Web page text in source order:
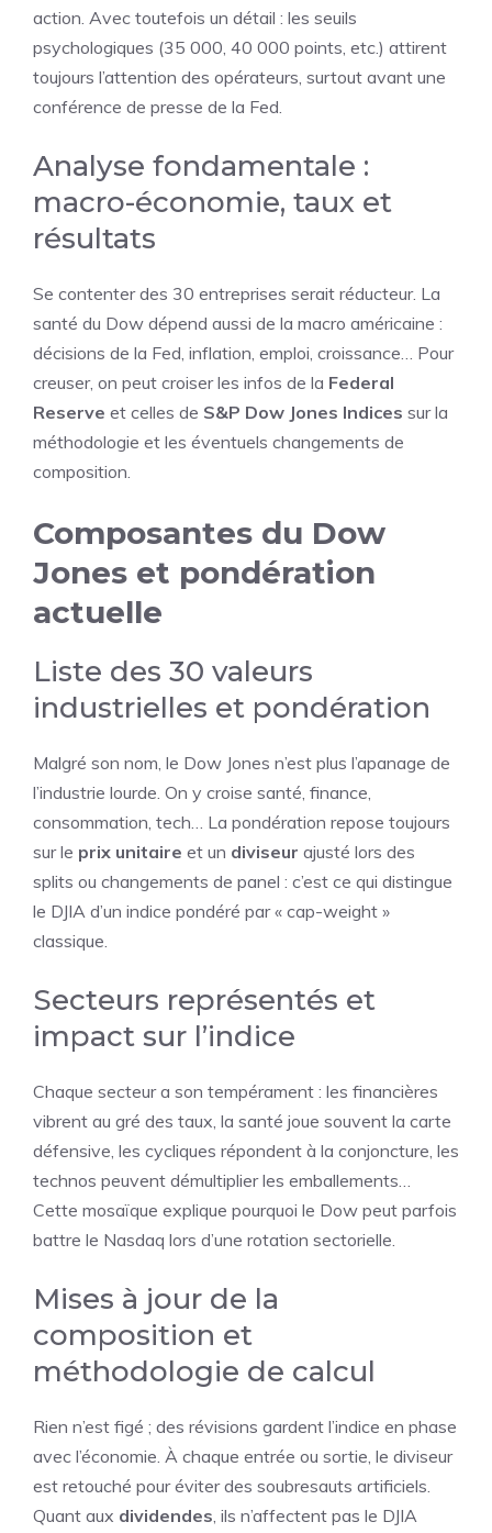
action. Avec toutefois un détail : les seuils
psychologiques (35 000, 40 000 points, etc.) attirent
toujours l’attention des opérateurs, surtout avant une
conférence de presse de la Fed.
Analyse fondamentale :
macro-économie, taux et
résultats
Se contenter des 30 entreprises serait réducteur. La
santé du Dow dépend aussi de la macro américaine :
décisions de la Fed, inflation, emploi, croissance… Pour
creuser, on peut croiser les infos de la Federal
Reserve et celles de S&P Dow Jones Indices sur la
méthodologie et les éventuels changements de
composition.
Composantes du Dow
Jones et pondération
actuelle
Liste des 30 valeurs
industrielles et pondération
Malgré son nom, le Dow Jones n’est plus l’apanage de
l’industrie lourde. On y croise santé, finance,
consommation, tech… La pondération repose toujours
sur le prix unitaire et un diviseur ajusté lors des
splits ou changements de panel : c’est ce qui distingue
le DJIA d’un indice pondéré par « cap-weight »
classique.
Secteurs représentés et
impact sur l’indice
Chaque secteur a son tempérament : les financières
vibrent au gré des taux, la santé joue souvent la carte
défensive, les cycliques répondent à la conjoncture, les
technos peuvent démultiplier les emballements…
Cette mosaïque explique pourquoi le Dow peut parfois
battre le Nasdaq lors d’une rotation sectorielle.
Mises à jour de la
composition et
méthodologie de calcul
Rien n’est figé ; des révisions gardent l’indice en phase
avec l’économie. À chaque entrée ou sortie, le diviseur
est retouché pour éviter des soubresauts artificiels.
Quant aux dividendes, ils n’affectent pas le DJIA